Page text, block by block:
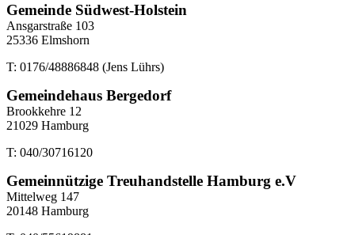
Gemeinde Südwest-Holstein
Ansgarstraße 103
25336 Elmshorn
T: 0176/48886848 (Jens Lührs)
Gemeindehaus Bergedorf
Brookkehre 12
21029 Hamburg
T: 040/30716120
Gemeinnützige Treuhandstelle Hamburg e.V
Mittelweg 147
20148 Hamburg